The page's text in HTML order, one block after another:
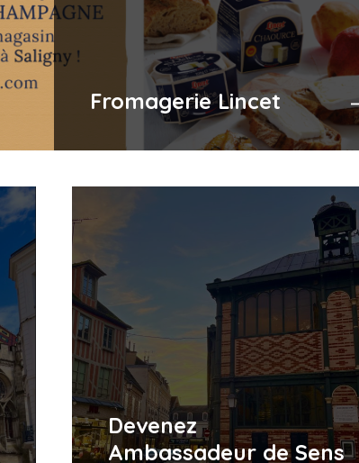
Fromagerie Lincet
Devenez
Ambassadeur de Sens